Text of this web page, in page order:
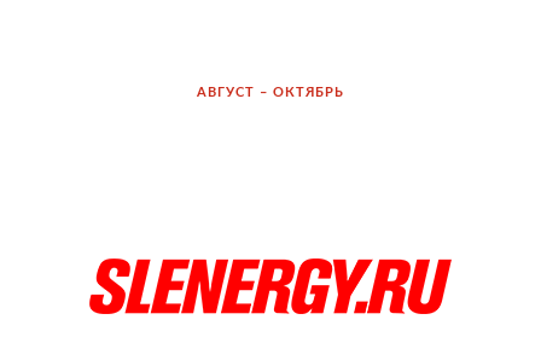
АВГУСТ – ОКТЯБРЬ